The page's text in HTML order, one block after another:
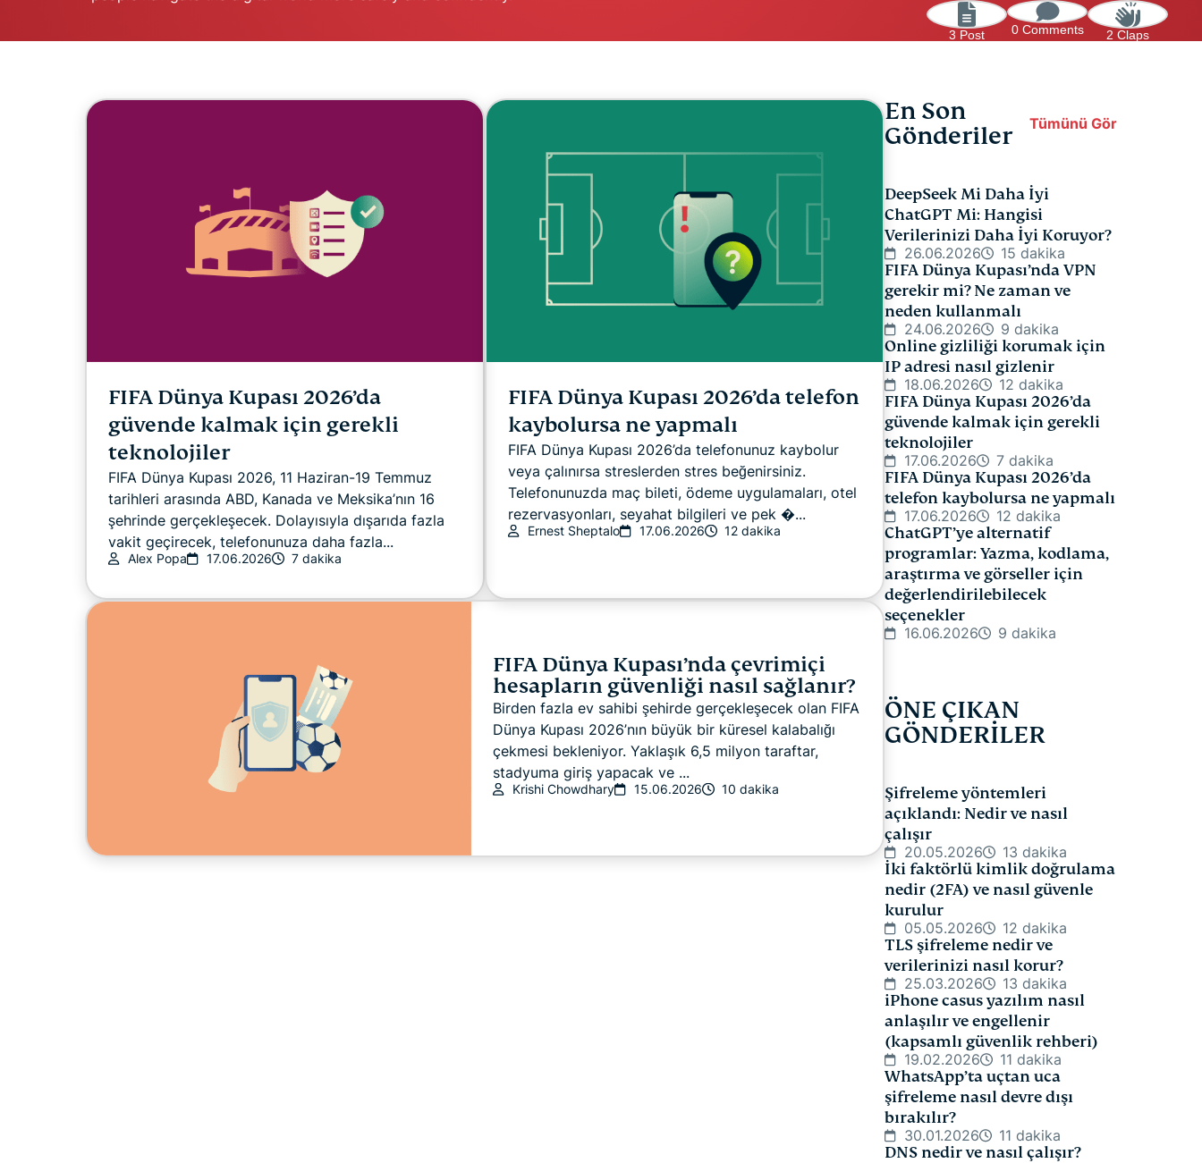
paket
3 Post 0 Comments 2 Claps
FIFA Dünya Kupası 2026’da
güvende kalmak için gerekli
teknolojiler
FIFA Dünya Kupası 2026, 11 Haziran-19 Temmuz
tarihleri arasında ABD, Kanada ve Meksika’nın 16
şehrinde gerçekleşecek. Dolayısıyla dışarıda fazla
vakit geçirecek, telefonunuza daha fazla...
Alex Popa 17.06.2026 7 dakika
FIFA Dünya Kupası 2026’da telefon
kaybolursa ne yapmalı
FIFA Dünya Kupası 2026’da telefonunuz kaybolur
veya çalınırsa streslerden stres beğenirsiniz.
Telefonunuzda maç bileti, ödeme uygulamaları, otel
rezervasyonları, seyahat bilgileri ve pek �...
Ernest Sheptalo 17.06.2026 12 dakika
FIFA Dünya Kupası’nda çevrimiçi
hesapların güvenliği nasıl sağlanır?
Birden fazla ev sahibi şehirde gerçekleşecek olan FIFA
Dünya Kupası 2026’nın büyük bir küresel kalabalığı
çekmesi bekleniyor. Yaklaşık 6,5 milyon taraftar,
stadyuma giriş yapacak ve ...
Krishi Chowdhary 15.06.2026 10 dakika
En Son
Gönderiler
Tümünü Gör
DeepSeek Mi Daha İyi
ChatGPT Mi: Hangisi
Verilerinizi Daha İyi Koruyor?
26.06.2026 15 dakika
FIFA Dünya Kupası’nda VPN
gerekir mi? Ne zaman ve
neden kullanmalı
24.06.2026 9 dakika
Online gizliliği korumak için
IP adresi nasıl gizlenir
18.06.2026 12 dakika
FIFA Dünya Kupası 2026’da
güvende kalmak için gerekli
teknolojiler
17.06.2026 7 dakika
FIFA Dünya Kupası 2026’da
telefon kaybolursa ne yapmalı
17.06.2026 12 dakika
ChatGPT’ye alternatif
programlar: Yazma, kodlama,
araştırma ve görseller için
değerlendirilebilecek
seçenekler
16.06.2026 9 dakika
ÖNE ÇIKAN
GÖNDERİLER
Şifreleme yöntemleri
açıklandı: Nedir ve nasıl
çalışır
20.05.2026 13 dakika
İki faktörlü kimlik doğrulama
nedir (2FA) ve nasıl güvenle
kurulur
05.05.2026 12 dakika
TLS şifreleme nedir ve
verilerinizi nasıl korur?
25.03.2026 13 dakika
iPhone casus yazılım nasıl
anlaşılır ve engellenir
(kapsamlı güvenlik rehberi)
19.02.2026 11 dakika
WhatsApp’ta uçtan uca
şifreleme nasıl devre dışı
bırakılır?
30.01.2026 11 dakika
DNS nedir ve nasıl çalışır?